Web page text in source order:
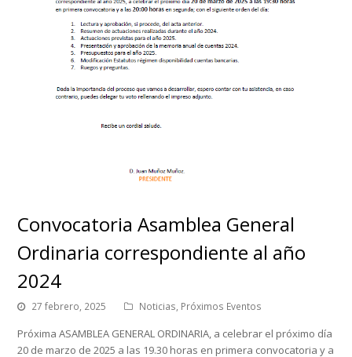
Convocatoria Asamblea General
Ordinaria correspondiente al año
2024
27 febrero, 2025 Noticias, Próximos Eventos
Próxima ASAMBLEA GENERAL ORDINARIA, a celebrar el próximo día
20 de marzo de 2025 a las 19.30 horas en primera convocatoria y a